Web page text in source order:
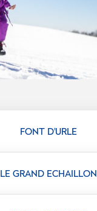
FONT D'URLE
LE GRAND ECHAILLON